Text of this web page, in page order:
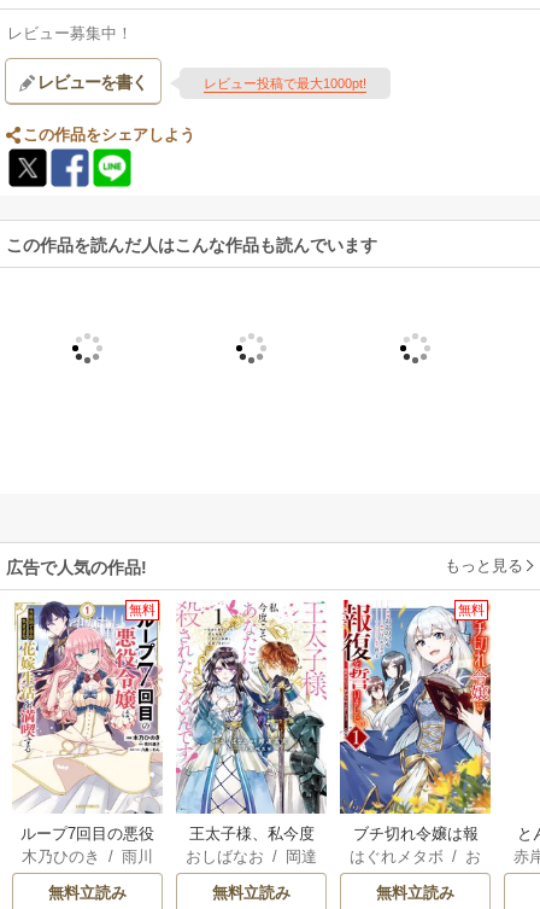
レビュー募集中！
レビューを書く レビュー投稿で最大1000pt!
この作品をシェアしよう
この作品を読んだ人はこんな作品も読んでいます
広告で人気の作品! もっと見る
無料
ループ7回目の悪役
令嬢は、元敵国で
自由気ままな花嫁
木乃ひのき /雨川
透子/八美☆わん
無料立読み
王太子様、私今度
こそあなたに殺さ
れたくないんで
おしばなお / 岡達
英茉
/ 先崎真琴
無料立読み
無料
ブチ切れ令嬢は報
復を誓いました。
はぐれメタボ / お
おのいも /
無料立読み
と
赤